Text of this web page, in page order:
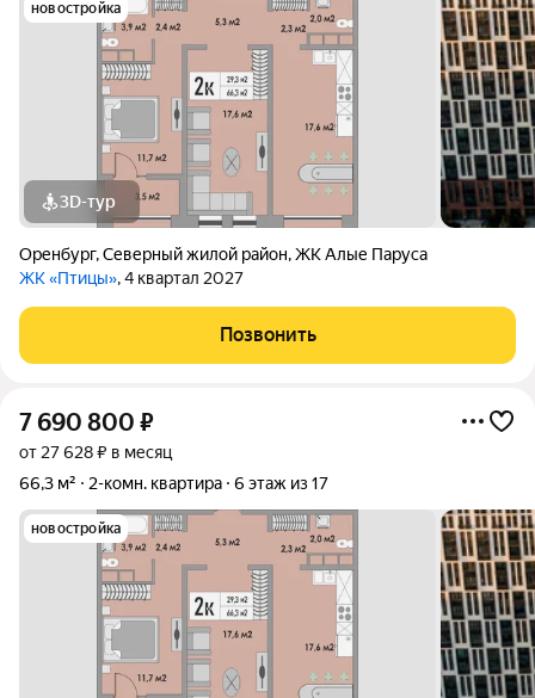
новостройка
3D-тур
Оренбург,Северный жилой район,ЖК Алые Паруса
ЖК «Птицы», 4 квартал 2027
Позвонить
7 690 800 ₽
от 27 628 ₽ в месяц
66,3 м²
2-комн. квартира 6 этаж из 17
новостройка